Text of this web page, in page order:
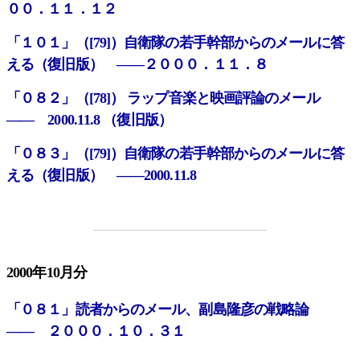
００．１１．１２
「１０１」（[79]）自衛隊の若手幹部からのメールに答
える（復旧版） ――２０００．１１．８
「０８２」（[78]） ラップ音楽と映画評論のメール
―― 2000.11.8 （復旧版）
「０８３」（[79]）自衛隊の若手幹部からのメールに答
える（復旧版） ――2000.11.8
2000年10月分
「０８１」読者からのメール、副島隆彦の戦略論
―― ２０００．１０．３１